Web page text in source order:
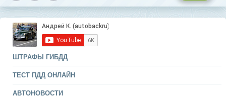
ШТРАФЫ ГИБДД
ТЕСТ ПДД ОНЛАЙН
АВТОНОВОСТИ